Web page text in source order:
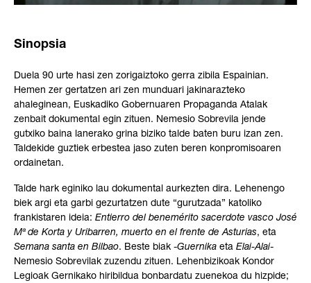
Sinopsia
Duela 90 urte hasi zen zorigaiztoko gerra zibila Espainian.
Hemen zer gertatzen ari zen munduari jakinarazteko
ahaleginean, Euskadiko Gobernuaren Propaganda Atalak
zenbait dokumental egin zituen. Nemesio Sobrevila jende
gutxiko baina lanerako grina biziko talde baten buru izan zen.
Taldekide guztiek erbestea jaso zuten beren konpromisoaren
ordainetan.
Talde hark eginiko lau dokumental aurkezten dira. Lehenengo
biek argi eta garbi gezurtatzen dute “gurutzada” katoliko
frankistaren ideia: Entierro del benemérito sacerdote vasco José
Mª de Korta y Uribarren, muerto en el frente de Asturias, eta
Semana santa en Bilbao. Beste biak -Guernika eta Elai-Alai-
Nemesio Sobrevilak zuzendu zituen. Lehenbizikoak Kondor
Legioak Gernikako hiribildua bonbardatu zuenekoa du hizpide;